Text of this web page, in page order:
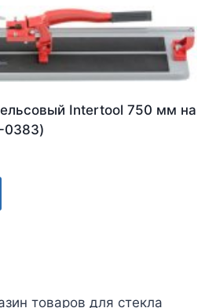
Intertool 750 мм на
0383)
товаров для стекла